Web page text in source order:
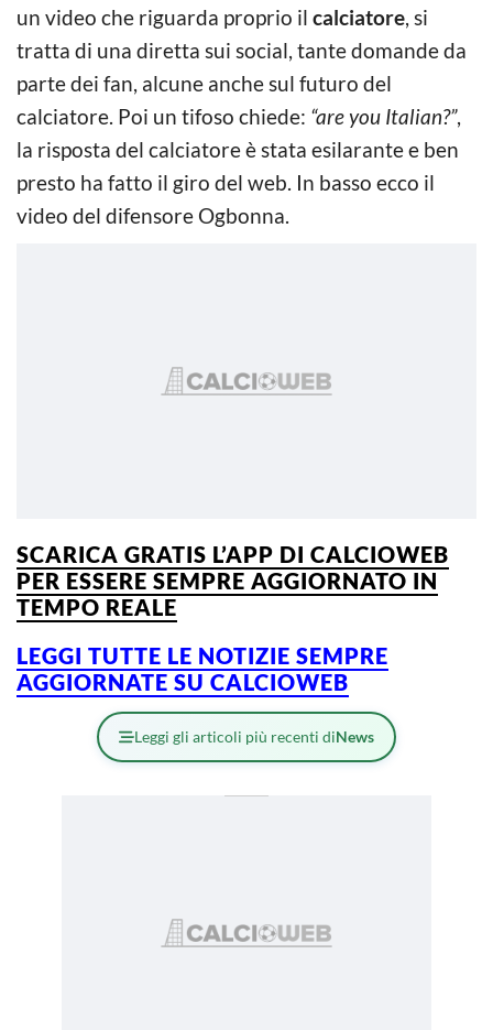
un video che riguarda proprio il calciatore, si
tratta di una diretta sui social, tante domande da
parte dei fan, alcune anche sul futuro del
calciatore. Poi un tifoso chiede: “are you Italian?”,
la risposta del calciatore è stata esilarante e ben
presto ha fatto il giro del web. In basso ecco il
video del difensore Ogbonna.
SCARICA GRATIS L’APP DI CALCIOWEB
PER ESSERE SEMPRE AGGIORNATO IN
TEMPO REALE
LEGGI TUTTE LE NOTIZIE SEMPRE
AGGIORNATE SU CALCIOWEB
Leggi gli articoli più recenti diNews